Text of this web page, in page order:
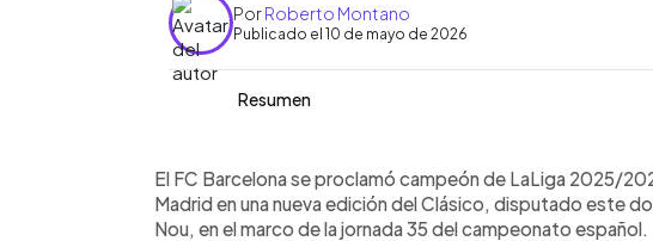
PorRoberto Montano
Publicado el 10 de mayo de 2026
Resumen
Escuchar artículo
El Barcelona se proclamó campeón de LaLiga tras
Madrid en el Clásico disputado en el Spotify Camp
los blaugranas alcanzan su título número 29 y dejan
El FC Barcelona se proclamó campeón de LaLiga 2025/
Madrid en una nueva edición del Clásico, disputado este
Nou, en el marco de la jornada 35 del campeonato español.